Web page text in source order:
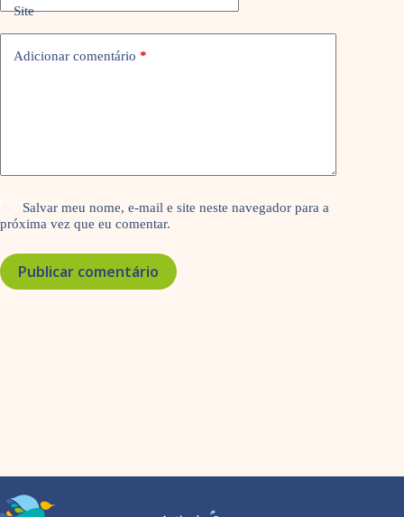
Site
Adicionar comentário *
Salvar meu nome, e-mail e site neste navegador para a
próxima vez que eu comentar.
Publicar comentário